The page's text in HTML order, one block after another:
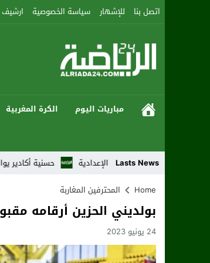
اتصل بنا للإشهار سياسة الخصوصية ارشيف
مباريات اليوم الكرة المغربية
Lasts News
من النزالات الإعدادية
حسنية أكادير يواجه الجيش
Home
المحترفين المغاربة
بولديني الحزين أرقامه
24 يونيو 2023